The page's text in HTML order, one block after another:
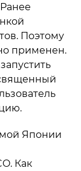
Поэтому
применен.
Японии
Как